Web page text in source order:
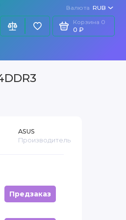
Валюта RUB
Корзина 0
0 ₽
ASUS
Производитель
Предзаказ